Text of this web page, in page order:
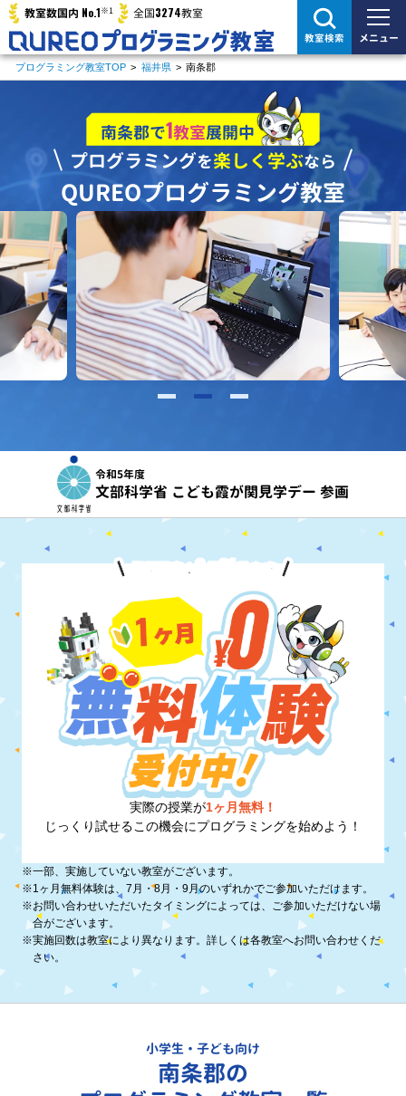
教室数国内 No.1※1 全国3274教室
教室検索 メニュー
プログラミング教室TOP > 福井県 > 南条郡
南条郡で1教室展開中
プログラミングを楽しく学ぶなら
QUREOプログラミング教室
令和5年度
文部科学省 こども霞が関見学デー 参画
期間限定！8月 31 まで
実際の授業が1ヶ月無料！
じっくり試せるこの機会にプログラミングを始めよう！
※一部、実施していない教室がございます。
※1ヶ月無料体験は、7月・8月・9月のいずれかでご参加いただけます。
※お問い合わせいただいたタイミングによっては、ご参加いただけない場
合がございます。
※実施回数は教室により異なります。詳しくは各教室へお問い合わせくだ
さい。
小学生・子ども向け
南条郡の